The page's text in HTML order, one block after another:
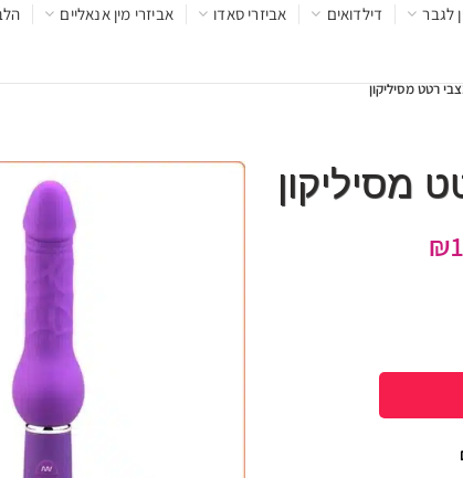
לגבר דילדואים אביזרי סאדו אביזרי מין אנאליים
₪